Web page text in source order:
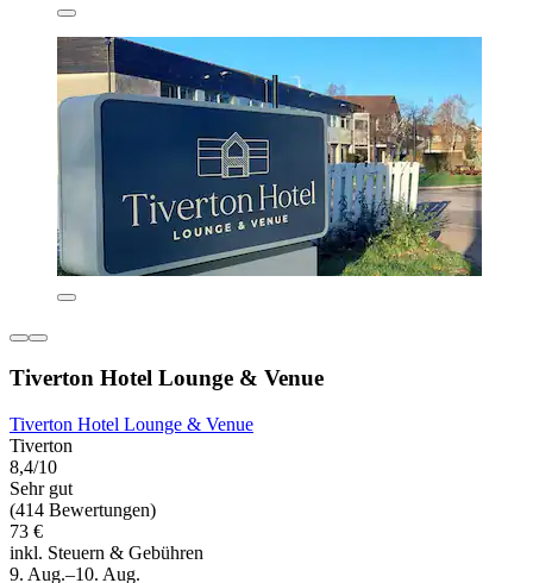
Tiverton Hotel Lounge & Venue
Tiverton Hotel Lounge & Venue
Tiverton
8,4/10
Sehr gut
(414 Bewertungen)
73 €
inkl. Steuern & Gebühren
9. Aug.–10. Aug.